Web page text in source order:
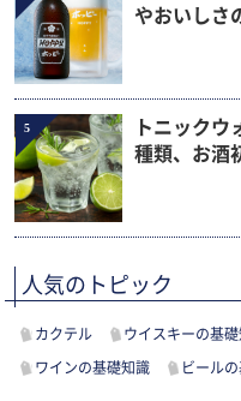
やおいしさ
5
トニック
種類、お酒
人気のトピック
カクテル ウイスキーの基
ワインの基礎知識 ビール